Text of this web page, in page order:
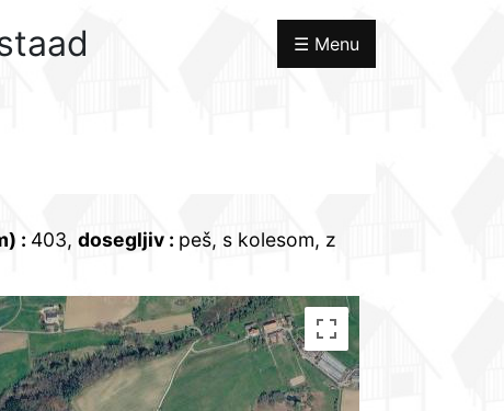
☰ Menu
: 403,dosegljiv : peš, s kolesom, z